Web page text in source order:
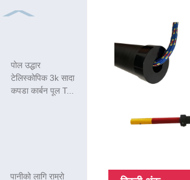
पोल उद्धार
टेलिस्कोपिक 3k सादा
कपडा कार्बन पूल T...
पानीको लागि राम्रो